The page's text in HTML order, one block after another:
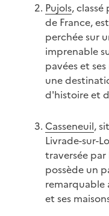
Pujols, classé
de France,
perchée sur
imprenable
pavées et
une
d'histoire et
Casseneuil,
Livrade-sur-
traversée par
possède un
remarquable
et ses